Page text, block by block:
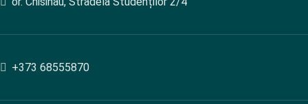
+373 68555870